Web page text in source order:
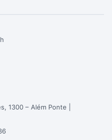
1300 – Além Ponte |